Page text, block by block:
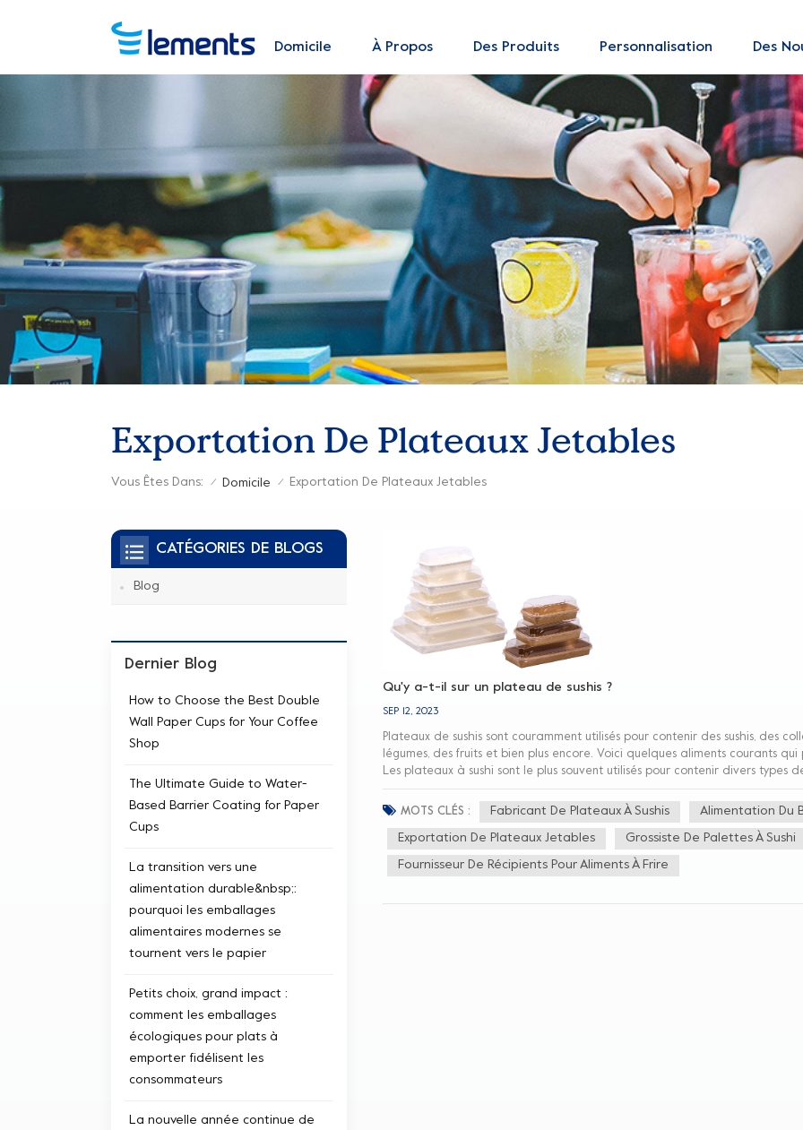
Domicile À Propos Des Produits Personnalisation Des
Exportation De Plateaux Jetables
Vous Êtes Dans: / Domicile / Exportation De Plateaux Jetables
Qu'y a-t-il sur un plateau de sushis ?
SEP 12, 2023
Plateaux de sushis sont couramment utilisés pour contenir des sushis, des
légumes, des fruits et bien plus encore. Voici quelques aliments courants
Les plateaux à sushi sont le plus souvent utilisés pour contenir divers types
nuggets de sushi ou des grips à sushi fabriqués à partir d'une combinaison
Plateaux de sushis conviennent également pour contenir divers types de
les crevettes, etc., et sont généralement servis avec du wasabi, de la sauce
et des sashimis, les plateaux à sushis peuvent également être utilisés pour
crevettes frites, des saucisses grillées, du poisson grillé, des yakitori, des
escalopes. Gâteaux et pains : La conception du couvercle transparent du
rouleaux de tigre, de pains de boulangerie, de fromages, de croissants,
MOTS CLÉS : Fabricant De Plateaux À Sushis Alimentation Du
Exportation De Plateaux Jetables Grossiste De Palettes À Sushi
Fournisseur De Récipients Pour Aliments À Frire
CATÉGORIES DE BLOGS
Blog
Dernier Blog
How to Choose the Best Double
Wall Paper Cups for Your Coffee
Shop
The Ultimate Guide to Water-
Based Barrier Coating for Paper
Cups
La transition vers une
alimentation durable&nbsp;:
pourquoi les emballages
alimentaires modernes se
tournent vers le papier
Petits choix, grand impact :
comment les emballages
écologiques pour plats à
emporter fidélisent les
consommateurs
La nouvelle année continue de